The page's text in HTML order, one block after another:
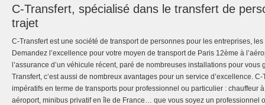
C-Transfert, spécialisé dans le transfert de
trajet
C-Transfert est une société de transport de personnes pour les entreprises,
Demandez l’excellence pour votre moyen de transport de Paris 12ème à
l’assurance d’un véhicule récent, paré de nombreuses installations pour vous
Transfert, c’est aussi de nombreux avantages pour un service d’excellence.
impératifs en terme de transports pour professionnel ou particulier : chauffeur
aéroport, minibus privatif en île de France… que vous soyez un professionnel